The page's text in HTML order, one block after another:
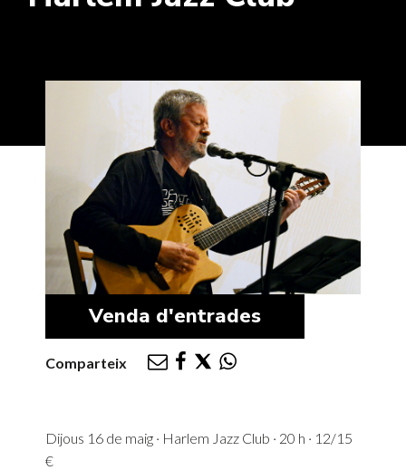
Venda d'entrades
Comparteix
Dijous 16 de maig · Harlem Jazz Club · 20 h · 12/15
€